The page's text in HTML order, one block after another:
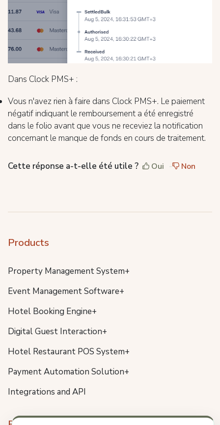
Dans Clock PMS+ :
Vous n'avez rien à faire dans Clock PMS+. Le paiement
négatif indiquant le remboursement a été enregistré
dans le folio avant que vous ne receviez la notification
concernant le manque de fonds en cours de traitement.
Cette réponse a-t-elle été utile ? Oui Non
Products
Property Management System+
Event Management Software+
Hotel Booking Engine+
Digital Guest Interaction+
Hotel Restaurant POS System+
Payment Automation Solution+
Integrations and API